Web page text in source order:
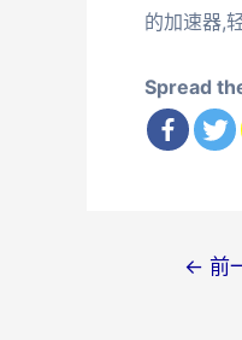
的加速器,
Spread
← 前